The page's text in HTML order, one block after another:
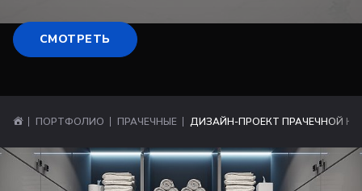
СМОТРЕТЬ
ПОРТФОЛИО ПРАЧЕЧНЫЕ ДИЗАЙН-ПРОЕКТ ПРАЧЕЧНОЙ